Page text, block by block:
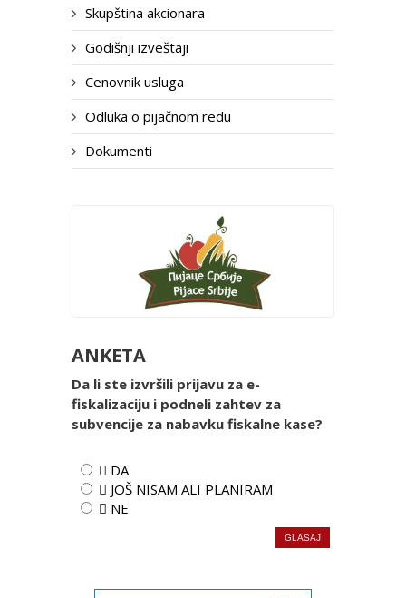
Skupština akcionara
Godišnji izveštaji
Cenovnik usluga
Odluka o pijačnom redu
Dokumenti
ANKETA
Da li ste izvršili prijavu za e-
fiskalizaciju i podneli zahtev za
subvencije za nabavku fiskalne kase?
 DA
 JOŠ NISAM ALI PLANIRAM
 NE